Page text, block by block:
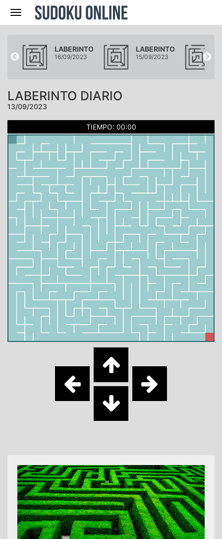
Navegación
LABERINTO
16/09/2023
LABERINTO
15/09/2023
LABERINTO DIARIO
13/09/2023
TIEMPO: 00:00